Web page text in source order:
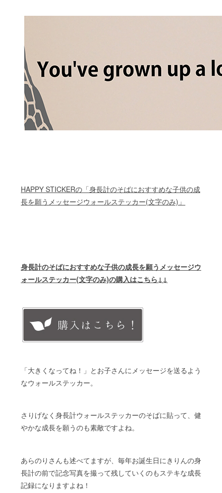
HAPPY STICKERの「身長計のそばにおすすめな子供の成
長を願うメッセージウォールステッカー(文字のみ)」
身長計のそばにおすすめな子供の成長を願うメッセージウ
ォールステッカー(文字のみ)の購入はこちら↓↓
「大きくなってね！」とお子さんにメッセージを送るよう
なウォールステッカー。
さりげなく身長計ウォールステッカーのそばに貼って、健
やかな成長を願うのも素敵ですよね。
あらのりさんも述べてますが、毎年お誕生日にきりんの身
長計の前で記念写真を撮って残していくのもステキな成長
記録になりますよね！